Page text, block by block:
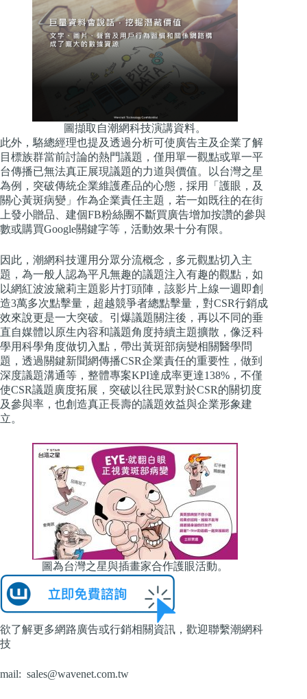
圖擷取自潮網科技演講資料。
此外，駱總經理也提及透過分析可使廣告主及企業了解
目標族群當前討論的熱門議題，僅用單一觀點或單一平
台傳播已無法真正展現議題的力道與價值。以台灣之星
為例，突破傳統企業維護產品的心態，採用「護眼，及
關心黃斑病變」作為企業責任主題，若一如既往的在街
上發小贈品、建個FB粉絲團不斷買廣告增加按讚的參與
數或購買Google關鍵字等，活動效果十分有限。
因此，潮網科技運用分眾分流概念，多元觀點切入主
題，為一般人認為平凡無趣的議題注入有趣的觀點，如
以網紅波波黛莉主題影片打頭陣，該影片上線一週即創
造3萬多次點擊量，超越競爭者總點擊量，對CSR行銷成
效來說更是一大突破。引爆議題關注後，再以不同的垂
直自媒體以原生內容和議題角度持續主題擴散，像泛科
學用科學角度做切入點，帶出黃斑部病變相關醫學問
題，透過關鍵新聞網傳播CSR企業責任的重要性，做到
深度議題溝通等，整體專案KPI達成率更達138%，不僅
使CSR議題廣度拓展，突破以往民眾對於CSR的關切度
及參與率，也創造真正長壽的議題效益與企業形象建
立。
圖為台灣之星與插畫家合作護眼活動。
欲了解更多網路廣告或行銷相關資訊，歡迎聯繫潮網科
技
mail: sales@wavenet.com.tw